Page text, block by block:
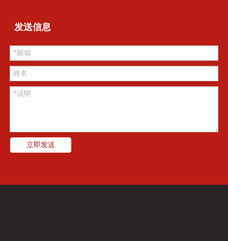
发送信息
立即发送